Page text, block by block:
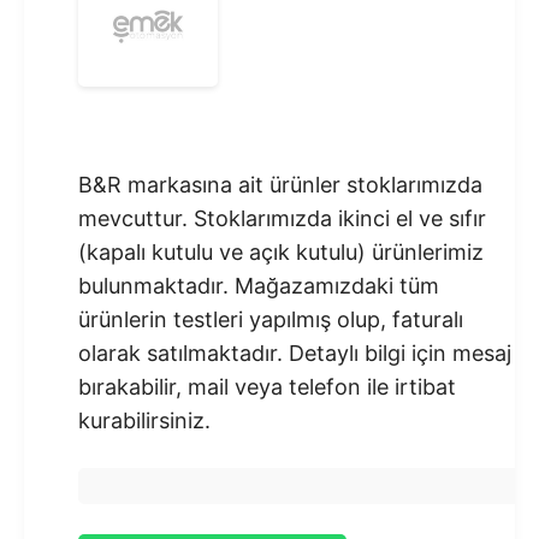
B&R markasına ait ürünler stoklarımızda
mevcuttur. Stoklarımızda ikinci el ve sıfır
(kapalı kutulu ve açık kutulu) ürünlerimiz
bulunmaktadır.​ Mağazamızdaki tüm
ürünlerin testleri yapılmış olup, faturalı
olarak satılmaktadır. Detaylı bilgi için mesaj
bırakabilir, mail veya telefon ile irtibat
kurabilirsiniz.